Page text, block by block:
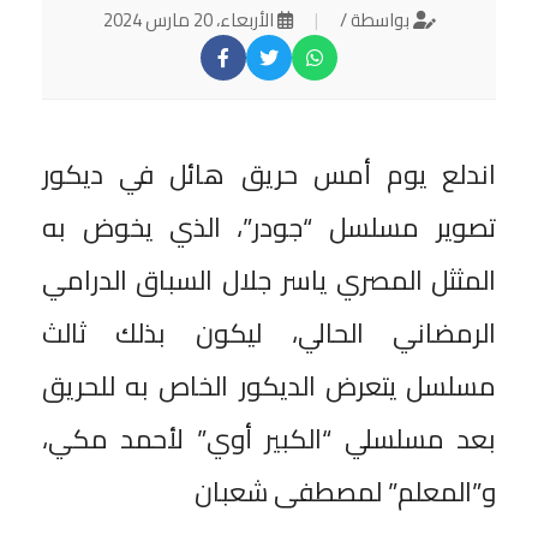
بواسطة / | الأربعاء، 20 مارس 2024
اندلع يوم أمس حريق هائل في ديكور
تصوير مسلسل “جودر”، الذي يخوض به
المثثل المصري ياسر جلال السباق الدرامي
الرمضاني الحالي، ليكون بذلك ثالث
مسلسل يتعرض الديكور الخاص به للحريق
بعد مسلسلي “الكبير أوي” لأحمد مكي،
و”المعلم” لمصطفى شعبان